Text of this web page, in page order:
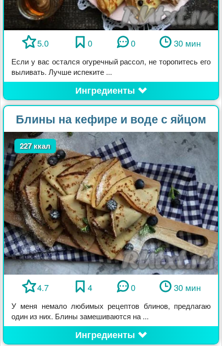
5.0 0 0 30 мин
Если у вас остался огуречный рассол, не торопитесь его
выливать. Лучше испеките ...
Ингредиенты
Блины на кефире и воде с яйцом
227 ккал
4.7 4 0 30 мин
У меня немало любимых рецептов блинов, предлагаю
один из них. Блины замешиваются на ...
Ингредиенты